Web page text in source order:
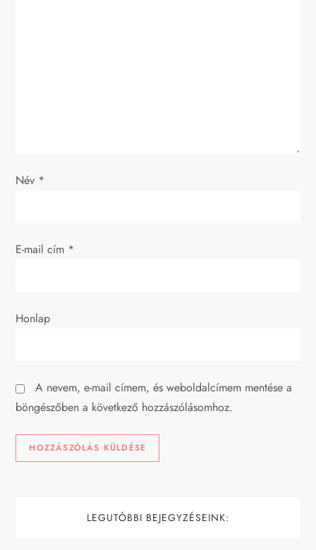
i
á
i
Név *
E-mail cím *
Honlap
A nevem, e-mail címem, és weboldalcímem mentése a
böngészőben a következő hozzászólásomhoz.
LEGUTÓBBI BEJEGYZÉSEINK: